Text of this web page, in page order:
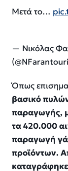
Μετά το…
— Νικόλας
Όπως
βασικό
παραγωγής,
τα 420.000
παραγωγή
προϊόντων.